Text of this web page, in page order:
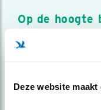
Deze website
Op de hoogte
Meld je aan en
over vogels en